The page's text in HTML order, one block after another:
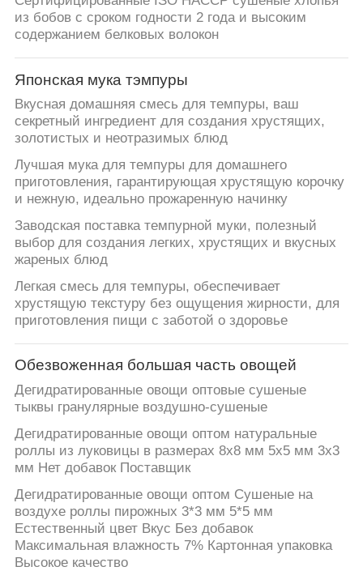
из бобов с сроком годности 2 года и высоким
содержанием белковых волокон
Японская мука тэмпуры
​Вкусная домашняя смесь для темпуры, ваш
секретный ингредиент для создания хрустящих,
золотистых и неотразимых блюд​
Лучшая мука для темпуры для домашнего
приготовления, гарантирующая хрустящую корочку
и нежную, идеально прожаренную начинку​
Заводская поставка темпурной муки, полезный
выбор для создания легких, хрустящих и вкусных
жареных блюд​
​Легкая смесь для темпуры, обеспечивает
хрустящую текстуру без ощущения жирности, для
приготовления пищи с заботой о здоровье
Обезвоженная большая часть овощей
Дегидратированные овощи оптовые сушеные
тыквы гранулярные воздушно-сушеные
Дегидратированные овощи оптом натуральные
роллы из луковицы в размерах 8x8 мм 5x5 мм 3x3
мм Нет добавок Поставщик
Дегидратированные овощи оптом Сушеные на
воздухе роллы пирожных 3*3 мм 5*5 мм
Естественный цвет Вкус Без добавок
Максимальная влажность 7% Картонная упаковка
Высокое качество